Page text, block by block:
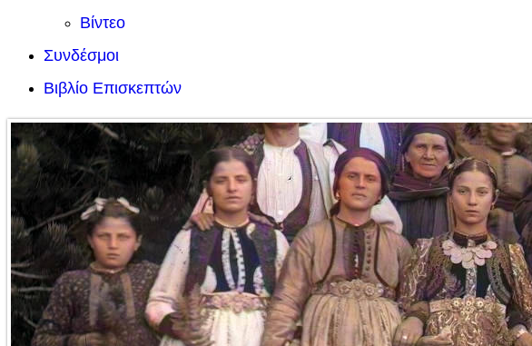
Βίντεο
Συνδέσμοι
Βιβλίο Επισκεπτών